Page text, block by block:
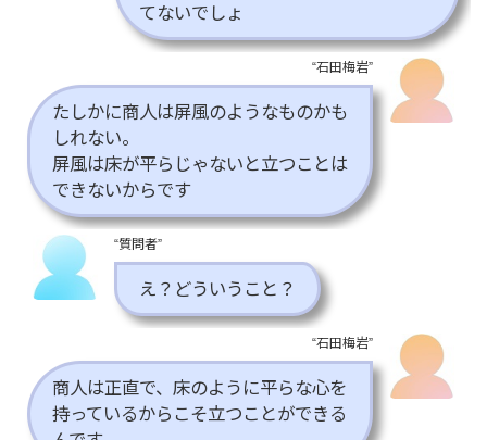
てないでしょ
“石田梅岩”
たしかに商人は屏風のようなものかも
しれない。
屏風は床が平らじゃないと立つことは
できないからです
“質問者”
え？どういうこと？
“石田梅岩”
商人は正直で、床のように平らな心を
持っているからこそ立つことができる